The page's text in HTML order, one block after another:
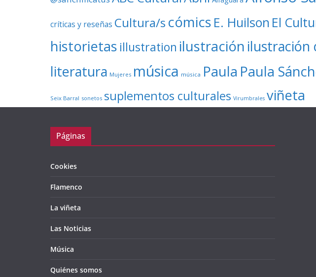
críticas y reseñas Cultura/s cómics E. Huilson El
historietas illustration ilustración ilustración
literatura Mujeres música música Paula Paula
Seix Barral sonetos suplementos culturales Virumbrales viñeta
Páginas
Cookies
Flamenco
La viñeta
Las Noticias
Música
Quiénes somos